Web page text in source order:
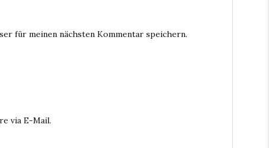
für meinen nächsten Kommentar speichern.
via E-Mail.